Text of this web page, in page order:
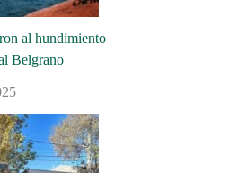
al hundimiento
Belgrano